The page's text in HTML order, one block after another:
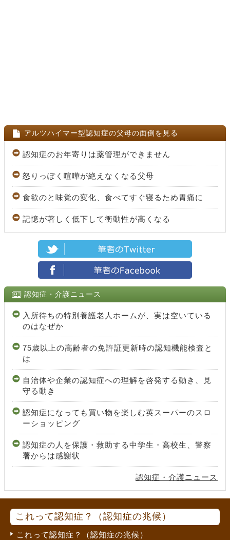
アルツハイマー型認知症の父母の面倒を見る
認知症のお年寄りは薬管理ができません
怒りっぽく喧嘩が絶えなくなる父母
食欲のと味覚の変化、食べてすぐ寝るため胃痛に
記憶が著しく低下して衝動性が高くなる
認知症・介護ニュース
入所待ちの特別養護老人ホームが、実は空いている
のはなぜか
75歳以上の高齢者の免許証更新時の認知機能検査と
は
自治体や企業の認知症への理解を啓発する動き、見
守る動き
認知症になっても買い物を楽しむ英スーパーのスロ
ーショッピング
認知症の人を保護・救助する中学生・高校生、警察
署からは感謝状
認知症・介護ニュース
これって認知症？（認知症の兆候）
これって認知症？（認知症の兆候）